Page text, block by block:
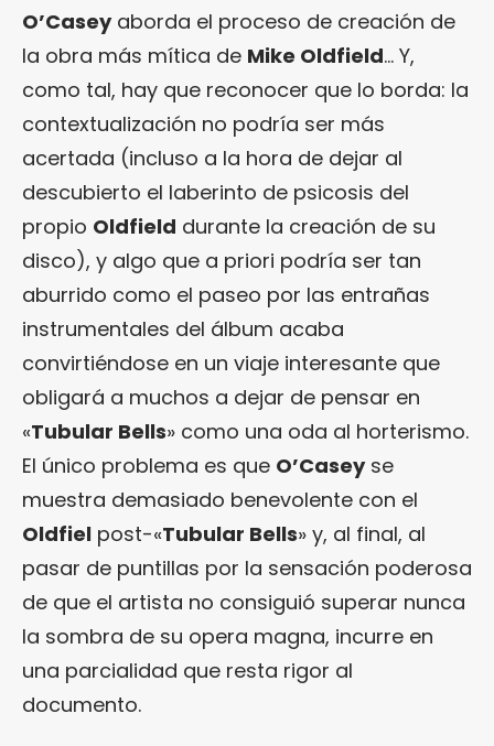
O’Caseyaborda el proceso de creación de
la obra más mítica de Mike Oldfield… Y,
como tal, hay que reconocer que lo borda: la
contextualización no podría ser más
acertada (incluso a la hora de dejar al
descubierto el laberinto de psicosis del
propio Oldfield durante la creación de su
disco), y algo que a priori podría ser tan
aburrido como el paseo por las entrañas
instrumentales del álbum acaba
convirtiéndose en un viaje interesante que
obligará a muchos a dejar de pensar en
«Tubular Bells» como una oda al horterismo.
El único problema es que O’Caseyse
muestra demasiado benevolente con el
Oldfiel post-«Tubular Bells» y, al final, al
pasar de puntillas por la sensación poderosa
de que el artista no consiguió superar nunca
la sombra de su opera magna, incurre en
una parcialidad que resta rigor al
documento.